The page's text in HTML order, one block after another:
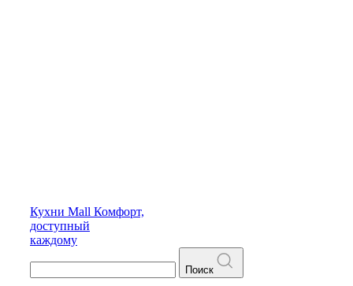
Кухни Mall Комфорт,
доступный
каждому
Поиск